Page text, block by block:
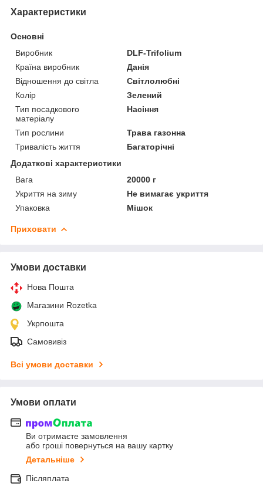
Характеристики
Основні
Виробник
DLF-Trifolium
Країна виробник
Данія
Відношення до світла
Світлолюбні
Колір
Зелений
Тип посадкового
матеріалу
Насіння
Тип рослини
Трава газонна
Тривалість життя
Багаторічні
Додаткові характеристики
Вага
20000 г
Укриття на зиму
Не вимагає укриття
Упаковка
Мішок
Приховати
Умови доставки
Нова Пошта
Магазини Rozetka
Укрпошта
Самовивіз
Всі умови доставки
Умови оплати
Ви отримаєте замовлення
або гроші повернуться на вашу картку
Детальніше
Післяплата